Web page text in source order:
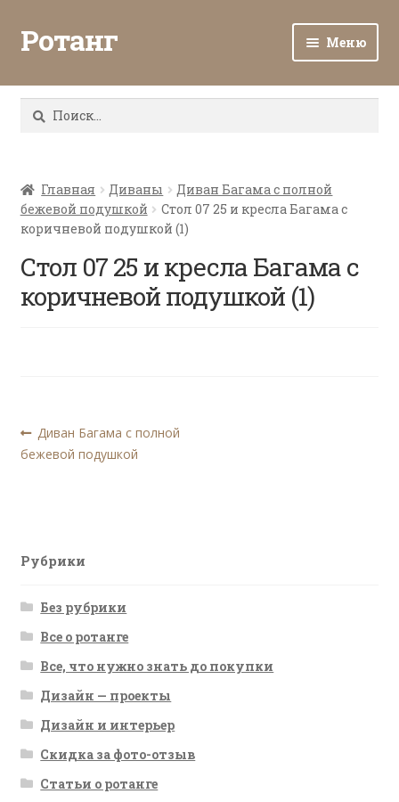
Ротанг Меню
Каталог
Все о ротанге
Ротанг оптом
Контакты
Найти:
Главная Диваны
Диван Багама с полной
бежевой подушкой
Стол 07 25 и кресла Багама с
коричневой подушкой (1)
Стол 07 25 и кресла Багама с
коричневой подушкой (1)
Навигация
по
Предыдущая
запись:
Диван Багама с полной
бежевой подушкой
Рубрики
Без рубрики
Все о ротанге
Все, что нужно знать до покупки
Дизайн — проекты
Дизайн и интерьер
Скидка за фото-отзыв
Статьи о ротанге